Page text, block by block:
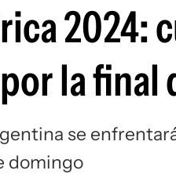
2024:
la final
se
domingo